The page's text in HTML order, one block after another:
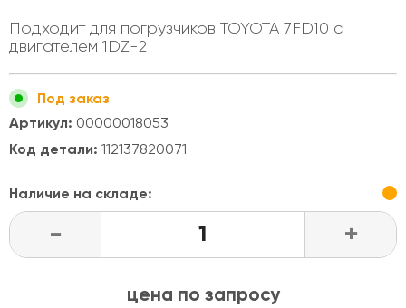
Подходит для погрузчиков TOYOTA 7FD10 c
двигателем 1DZ-2
Под заказ
Артикул: 00000018053
Код детали: 112137820071
Наличие на складе:
- +
цена по запросу